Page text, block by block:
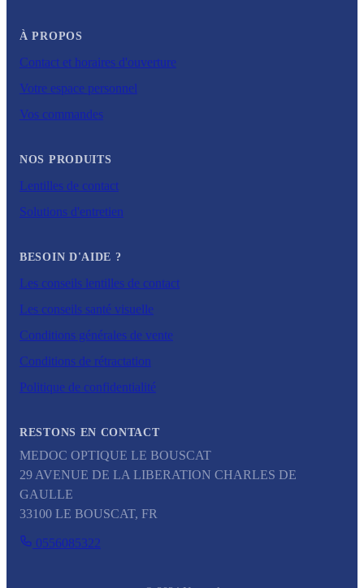
À PROPOS
Contact et horaires d'ouverture
Votre espace personnel
Vos commandes
NOS PRODUITS
Lentilles de contact
Solutions d'entretien
BESOIN D'AIDE ?
Les conseils lentilles de contact
Les conseils santé visuelle
Conditions générales de vente
Conditions de rétractation
Politique de confidentialité
RESTONS EN CONTACT
MEDOC OPTIQUE LE BOUSCAT
29 AVENUE DE LA LIBERATION CHARLES DE
GAULLE
33100 LE BOUSCAT, FR
0556085322